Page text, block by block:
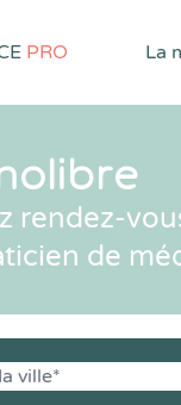
PRO La
rendez-
de